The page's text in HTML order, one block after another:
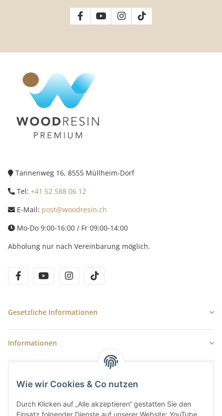
Wie wir Cookies & Co nutzen
Durch Klicken auf „Alle akzeptieren“ gestatten Sie den
Tannenweg 16, 8555 Müllheim-Dorf
Tel: +41 52 588 06 12
E-Mail: post@woodresin.ch
Mo-Do 9:00-16:00 / Fr 09:00-14:00
Abholung nur nach Vereinbarung möglich.
facebookyoutube instagram
Gesetzliche Informationen
Informationen
E-Mail-Adresse